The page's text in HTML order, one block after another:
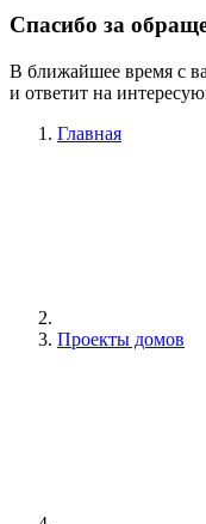
Спасибо за
В ближайшее время с
и ответит на
Главная
Проекты домов